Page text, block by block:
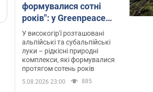
формувалися сотні
років": у Greenpeace
забили на сполох
У високогір'ї розташовані
альпійські та субальпійські
луки – рідкісні природні
комплекси, які формувалися
протягом сотень років
5.08.2026 23:00 885